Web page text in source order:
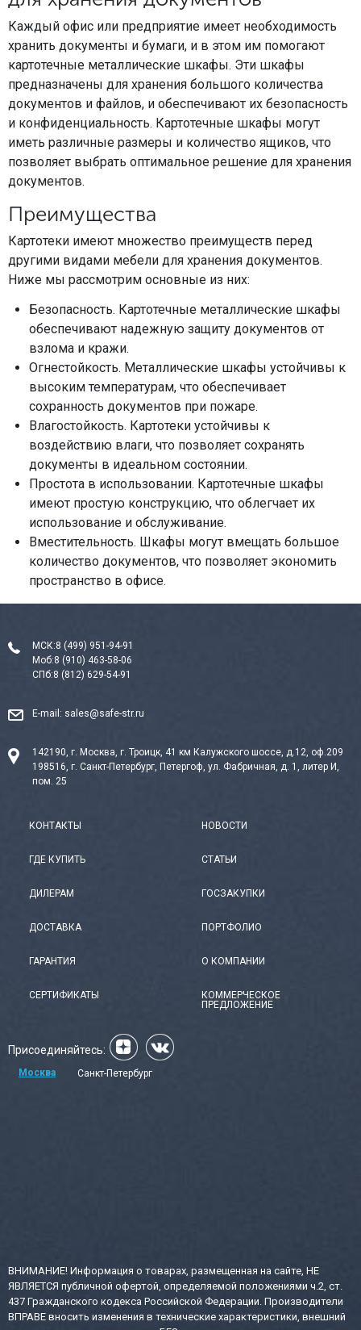
Каждый офис или предприятие имеет необходимость
хранить документы и бумаги, и в этом им помогают
картотечные металлические шкафы. Эти шкафы
предназначены для хранения большого количества
документов и файлов, и обеспечивают их безопасность
и конфиденциальность. Картотечные шкафы могут
иметь различные размеры и количество ящиков, что
позволяет выбрать оптимальное решение для хранения
документов.
Преимущества
Картотеки имеют множество преимуществ перед
другими видами мебели для хранения документов.
Ниже мы рассмотрим основные из них:
Безопасность. Картотечные металлические шкафы
обеспечивают надежную защиту документов от
взлома и кражи.
Огнестойкость. Металлические шкафы устойчивы к
высоким температурам, что обеспечивает
сохранность документов при пожаре.
Влагостойкость. Картотеки устойчивы к
воздействию влаги, что позволяет сохранять
документы в идеальном состоянии.
Простота в использовании. Картотечные шкафы
имеют простую конструкцию, что облегчает их
использование и обслуживание.
Вместительность. Шкафы могут вмещать большое
количество документов, что позволяет экономить
пространство в офисе.
МСК:8 (499) 951-94-91
Моб:8 (910) 463-58-06
СПб:8 (812) 629-54-91
E-mail: sales@safe-str.ru
142190, г. Москва, г. Троицк, 41 км Калужского шоссе, д.12, оф.209
198516, г. Санкт-Петербург, Петергоф, ул. Фабричная, д. 1, литер И,
пом. 25
КОНТАКТЫ
ГДЕ КУПИТЬ
ДИЛЕРАМ
ДОСТАВКА
ГАРАНТИЯ
СЕРТИФИКАТЫ
НОВОСТИ
СТАТЬИ
ГОСЗАКУПКИ
ПОРТФОЛИО
О КОМПАНИИ
КОММЕРЧЕСКОЕ
ПРЕДЛОЖЕНИЕ
Присоединяйтесь:
Москва Санкт-Петербург
ВНИМАНИЕ! Информация о товарах, размещенная на сайте, НЕ
ЯВЛЯЕТСЯ публичной офертой, определяемой положениями ч.2, ст.
437 Гражданского кодекса Российской Федерации. Производители
ВПРАВЕ вносить изменения в технические характеристики, внешний